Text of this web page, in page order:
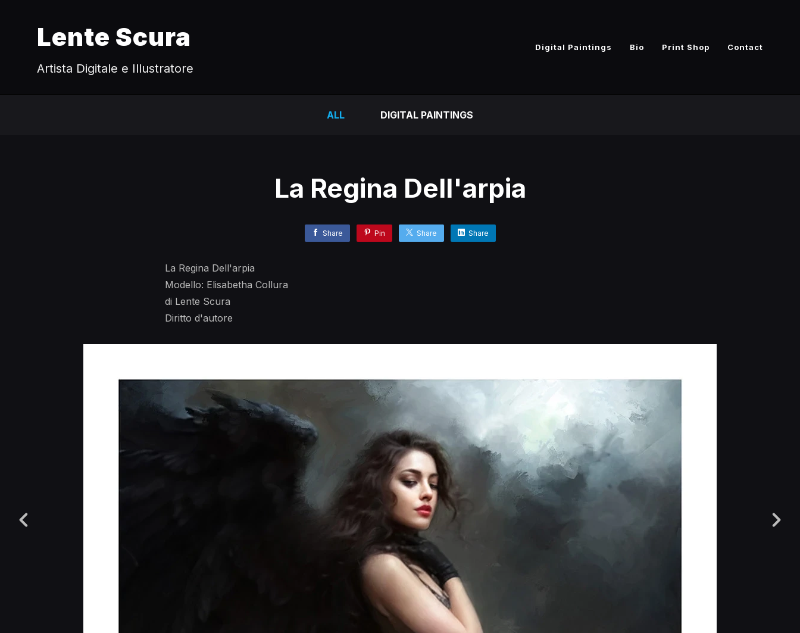
Lente Scura
Artista Digitale e Illustratore
Digital Paintings Bio Print Shop Contact
ALL DIGITAL PAINTINGS
La Regina Dell'arpia
Share Pin Share Share
La Regina Dell'arpia
Modello: Elisabetha Collura
di Lente Scura
Diritto d'autore